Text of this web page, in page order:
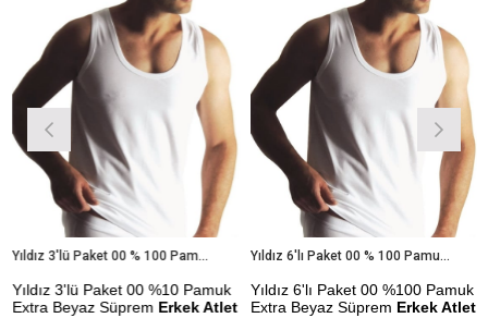
Yıldız 3'lü Paket 00 % 100 Pamuk Extra Beyaz Süprem Erkek Atlet
Yıldız 3'lü Paket 00 %10 Pamuk
Extra Beyaz SüpremErkek Atlet
Yıldız 6'lı Paket 00 % 100 Pamuk Extra Beyaz Süprem Erkek Atlet
Yıldız 6'lı Paket 00 %100 Pamuk
Extra Beyaz SüpremErkek Atlet